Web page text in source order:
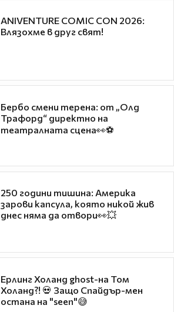
ANIVENTURE COMIC CON 2026:
Влязохме в друг свят!
Бербо смени терена: от „Олд
Трафорд“ директно на
театралната сцена👀⚽
250 години тишина: Америка
зарови капсула, която никой жив
днес няма да отвори👀💥
Ерлинг Холанд ghost-на Том
Холанд?! 💀 Защо Спайдър-мен
остана на "seen"😅